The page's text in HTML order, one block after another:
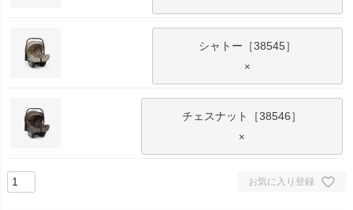
シャトー［38545］
×
チェスナット［38546］
×
お気に入り登録